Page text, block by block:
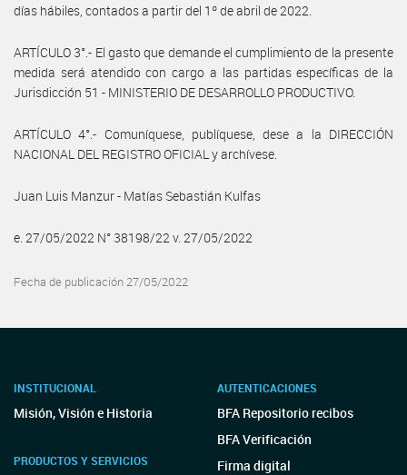
días hábiles, contados a partir del 1º de abril de 2022.
ARTÍCULO 3°.- El gasto que demande el cumplimiento de la presente
medida será atendido con cargo a las partidas específicas de la
Jurisdicción 51 - MINISTERIO DE DESARROLLO PRODUCTIVO.
ARTÍCULO 4°.- Comuníquese, publíquese, dese a la DIRECCIÓN
NACIONAL DEL REGISTRO OFICIAL y archívese.
Juan Luis Manzur - Matías Sebastián Kulfas
e. 27/05/2022 N° 38198/22 v. 27/05/2022
Fecha de publicación 27/05/2022
INSTITUCIONAL
Misión, Visión e Historia
PRODUCTOS Y SERVICIOS
AUTENTICACIONES
BFA Repositorio recibos
BFA Verificación
Firma digital